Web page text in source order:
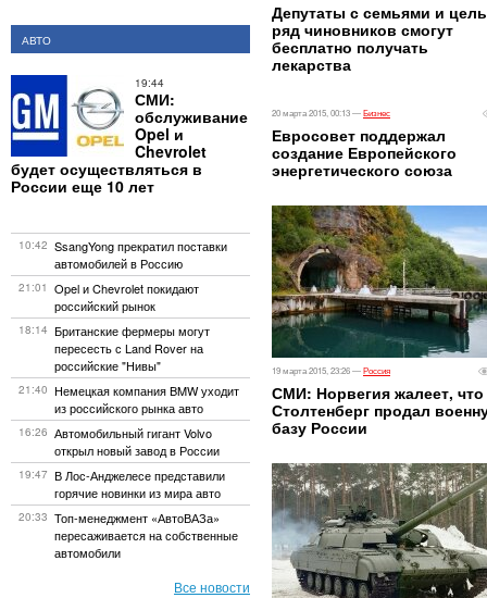
Депутаты с семьями и
ряд чиновников смогут
бесплатно получать
лекарства
20 марта 2015, 00:13 —Бизнес
Евросовет поддержал
создание Европейского
энергетического союза
19 марта 2015, 23:26 —Россия
СМИ: Норвегия жалеет, что
Столтенберг продал
базу России
АВТО
19:44
СМИ:
обслуживание
Opel и
Chevrolet
будет осуществляться в
России еще 10 лет
10:42 SsangYong прекратил поставки
автомобилей в Россию
21:01 Opel и Chevrolet покидают
российский рынок
18:14 Британские фермеры могут
пересесть с Land Rover на
российские "Нивы"
21:40 Немецкая компания BMW уходит
из российского рынка авто
16:26 Автомобильный гигант Volvo
открыл новый завод в России
19:47 В Лос-Анджелесе представили
горячие новинки из мира авто
20:33 Топ-менеджмент «АвтоВАЗа»
пересаживается на собственные
автомобили
Все новости